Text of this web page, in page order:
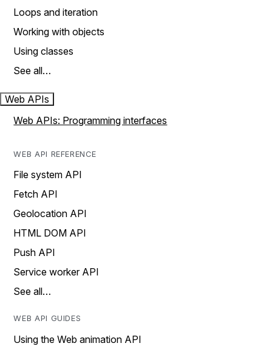
Loops and iteration
Working with objects
Using classes
See all…
Web APIs
Web APIs: Programming interfaces
WEB API REFERENCE
File system API
Fetch API
Geolocation API
HTML DOM API
Push API
Service worker API
See all…
WEB API GUIDES
Using the Web animation API